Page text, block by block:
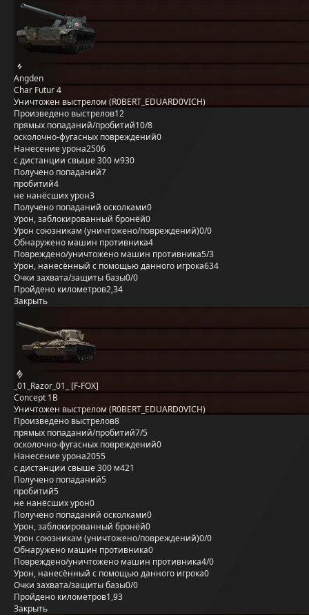
Angden
Char Futur 4
Уничтожен выстрелом (R0BERT_EDUARD0VICH)
Произведено выстрелов12
прямых попаданий/пробитий10/8
осколочно-фугасных повреждений0
Нанесение урона2506
с дистанции свыше 300 м930
Получено попаданий7
пробитий4
не нанёсших урон3
Получено попаданий осколками0
Урон, заблокированный бронёй0
Урон союзникам (уничтожено/повреждений)0/0
Обнаружено машин противника4
Повреждено/уничтожено машин противника5/3
Урон, нанесённый с помощью данного игрока634
Очки захвата/защиты базы0/0
Пройдено километров2,34
Закрыть
_01_Razor_01_ [F-FOX]
Concept 1B
Уничтожен выстрелом (R0BERT_EDUARD0VICH)
Произведено выстрелов8
прямых попаданий/пробитий7/5
осколочно-фугасных повреждений0
Нанесение урона2055
с дистанции свыше 300 м421
Получено попаданий5
пробитий5
не нанёсших урон0
Получено попаданий осколками0
Урон, заблокированный бронёй0
Урон союзникам (уничтожено/повреждений)0/0
Обнаружено машин противника0
Повреждено/уничтожено машин противника4/0
Урон, нанесённый с помощью данного игрока0
Очки захвата/защиты базы0/0
Пройдено километров1,93
Закрыть